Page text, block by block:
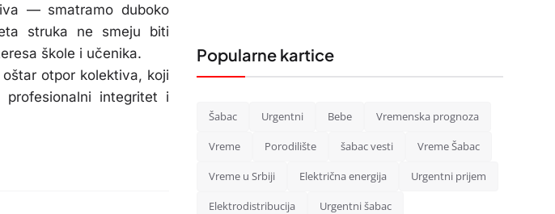
— smatramo duboko
struka ne smeju biti
škole i učenika.
otpor kolektiva, koji
integritet i
Popularne kartice
Šabac Urgentni Bebe Vremenska prognoza
Vreme Porodilište šabac vesti Vreme Šabac
Vreme u Srbiji Električna energija Urgentni prijem
Elektrodistribucija Urgentni šabac